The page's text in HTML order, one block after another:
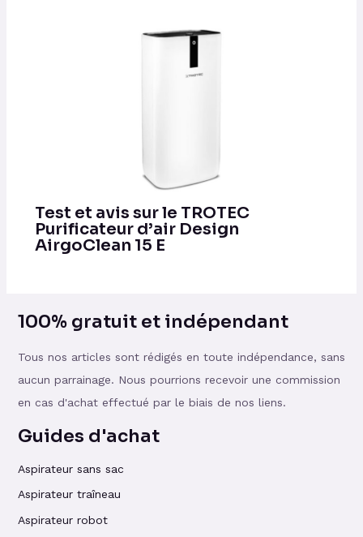
Test et avis sur le TROTEC
Purificateur d’air Design
AirgoClean 15 E
100% gratuit et indépendant
Tous nos articles sont rédigés en toute indépendance, sans
aucun parrainage. Nous pourrions recevoir une commission
en cas d'achat effectué par le biais de nos liens.
Guides d'achat
Aspirateur sans sac
Aspirateur traîneau
Aspirateur robot